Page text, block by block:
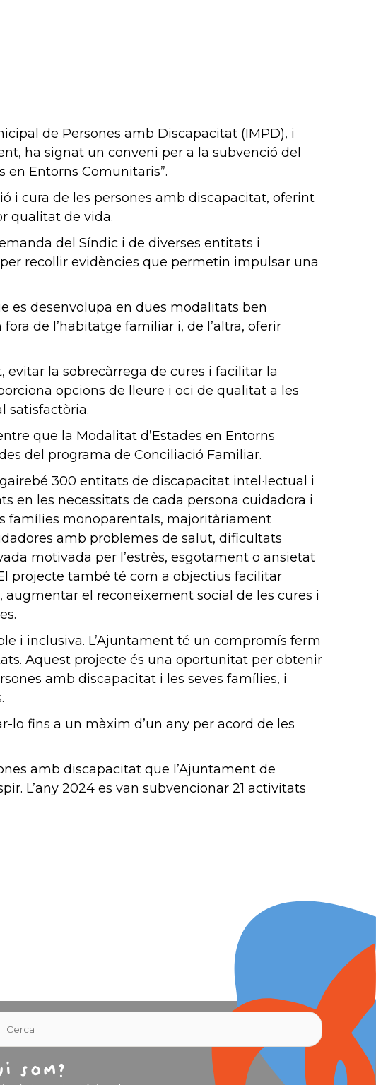
de Persones amb Discapacitat (IMPD), i
ha signat un conveni per a la subvenció del
en Entorns Comunitaris”.
i cura de les persones amb discapacitat, oferint
qualitat de vida.
del Síndic i de diverses entitats i
recollir evidències que permetin impulsar una
es desenvolupa en dues modalitats ben
de l’habitatge familiar i, de l’altra, oferir
la sobrecàrrega de cures i facilitar la
opcions de lleure i oci de qualitat a les
satisfactòria.
que la Modalitat d’Estades en Entorns
del programa de Conciliació Familiar.
300 entitats de discapacitat intel·lectual i
en les necessitats de cada persona cuidadora i
famílies monoparentals, majoritàriament
amb problemes de salut, dificultats
motivada per l’estrès, esgotament o ansietat
projecte també té com a objectius facilitar
augmentar el reconeixement social de les cures i
i inclusiva. L’Ajuntament té un compromís ferm
Aquest projecte és una oportunitat per obtenir
amb discapacitat i les seves famílies, i
lo fins a un màxim d’un any per acord de les
amb discapacitat que l’Ajuntament de
L’any 2024 es van subvencionar 21 activitats
som?